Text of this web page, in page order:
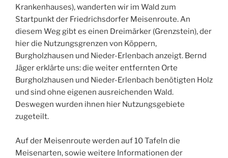
Krankenhauses), wanderten wir im Wald zum
Startpunkt der Friedrichsdorfer Meisenroute. An
diesem Weg gibt es einen Dreimärker (Grenzstein), der
hier die Nutzungsgrenzen von Köppern,
Burgholzhausen und Nieder-Erlenbach anzeigt. Bernd
Jäger erklärte uns: die weiter entfernten Orte
Burgholzhausen und Nieder-Erlenbach benötigten Holz
und sind ohne eigenen ausreichenden Wald.
Deswegen wurden ihnen hier Nutzungsgebiete
zugeteilt.
Auf der Meisenroute werden auf 10 Tafeln die
Meisenarten, sowie weitere Informationen der